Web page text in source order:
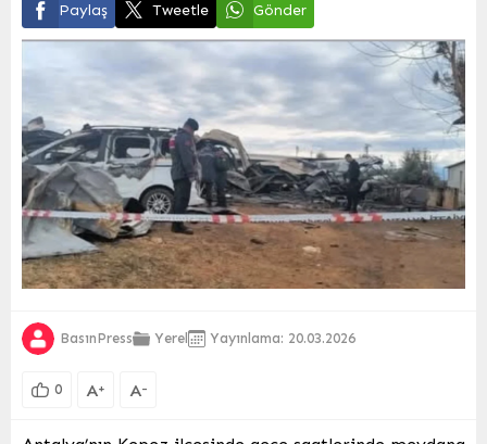
Paylaş Tweetle Gönder
BasınPress Yerel Yayınlama: 20.03.2026
0 A+ A-